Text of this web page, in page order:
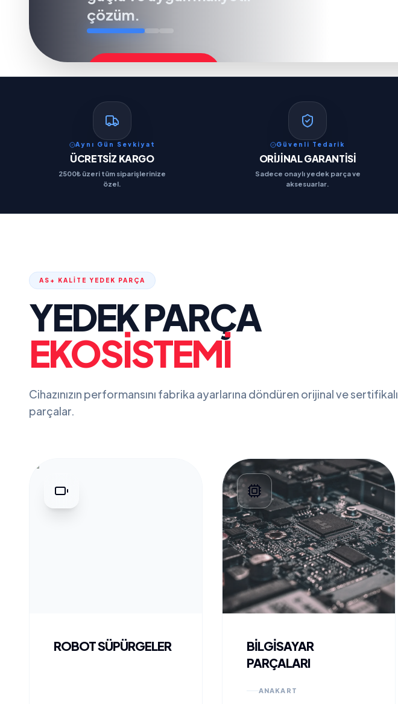
çözüm.
ÜRÜNÜ İNCELE
TÜM HİZMETLER
TÜM HİZMETLER
Aynı Gün Sevkiyat
ÜCRETSİZ KARGO
2500₺ üzeri tüm siparişlerinize
özel.
Güvenli Tedarik
ORİJİNAL GARANTİSİ
Sadece onaylı yedek parça ve
aksesuarlar.
AS+ KALİTE YEDEK PARÇA
YEDEK PARÇA
EKOSISTEMI
Cihazınızın performansını fabrika ayarlarına döndüren orijinal ve sertifikalı
parçalar.
ROBOT SÜPÜRGELER
BİLGİSAYAR
PARÇALARI
ANAKART